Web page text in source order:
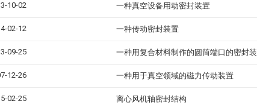
10-02 一种真空设备用动密封装置
02-12 一种传动密封装置
09-25 一种用复合材料制作的圆筒端口的密封
12-26 一种用于真空领域的磁力传动装置
02-25 离心风机轴密封结构